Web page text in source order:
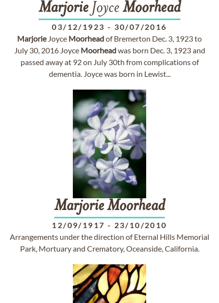
Marjorie Joyce Moorhead
03/12/1923 - 30/07/2016
MarjorieJoyce Moorheadof Bremerton Dec. 3, 1923 to
July 30, 2016 Joyce Moorheadwas born Dec. 3, 1923 and
passed away at 92 on July 30th from complications of
dementia. Joyce was born in Lewist...
MarjorieMoorhead
12/09/1917 - 23/10/2010
Arrangements under the direction of Eternal Hills Memorial
Park, Mortuary and Crematory, Oceanside, California.